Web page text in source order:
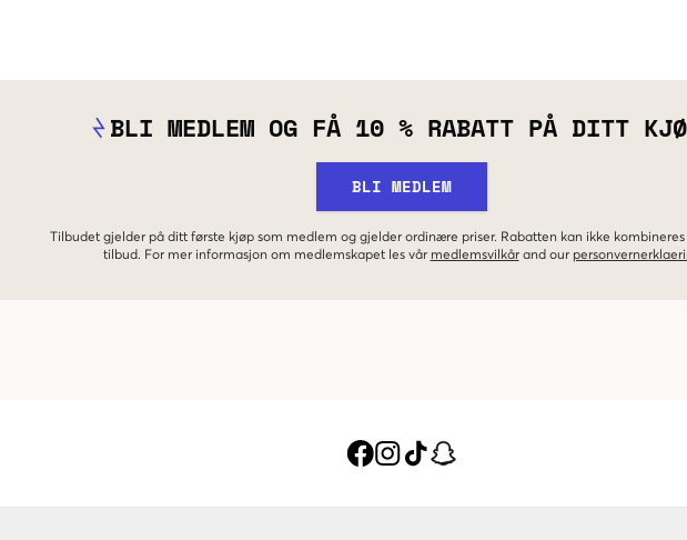
BLI MEDLEM OG FÅ 10 % RABATT PÅ DITT
BLI MEDLEM
Tilbudet gjelder på ditt første kjøp som medlem og gjelder ordinære priser. Rabatten kan ikke
tilbud. For mer informasjon om medlemskapet les vår medlemsvilkår and our